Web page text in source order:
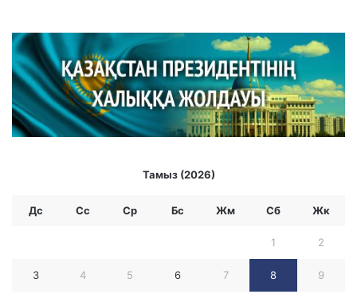
Тамыз (2026)
Дс Сс Ср Бc Жм Сб Жк
1 2
3 4 5 6 7 8 9